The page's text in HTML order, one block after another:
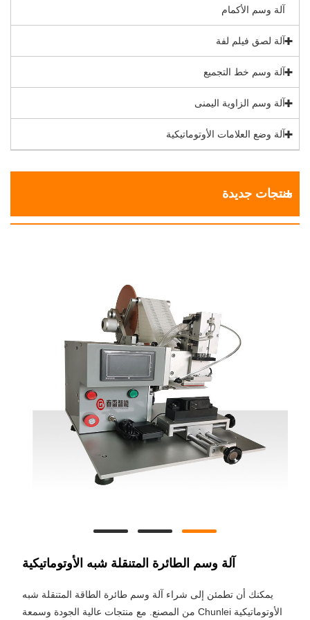
آلة وسم الأكمام
آلة لصق فيلم لفة
آلة وسم خط التجميع
آلة وسم الزاوية اليمنى
آلة وضع العلامات الأوتوماتيكية
منتجات جديدة
آلة وسم الطائرة المتنقلة شبه الأوتوماتيكية
يمكنك أن تطمئن إلى شراء آلة وسم طائرة الطاقة المتنقلة شبه
الأوتوماتيكية Chunlei من المصنع. مع منتجات عالية الجودة وسمعة